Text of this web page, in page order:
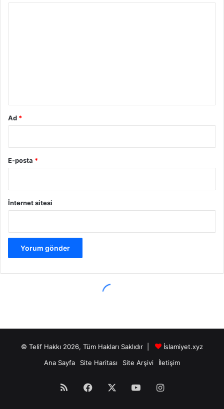
© Telif Hakkı 2026, Tüm Hakları Saklıdır |
İslamiyet.xyz
Ana Sayfa
Site Haritası Site Arşivi İletişim
RSS Facebook YouTubeInstagram